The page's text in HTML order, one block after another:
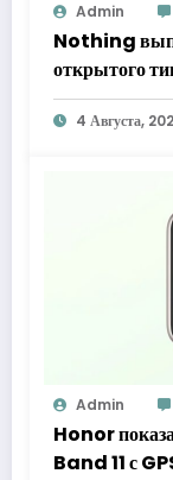
Admin
Nothing
открытого
4 Августа,
Admin
Honor
Band 11 с